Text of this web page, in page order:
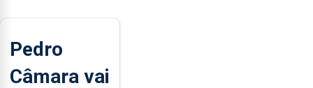
Pedro
Câmara vai